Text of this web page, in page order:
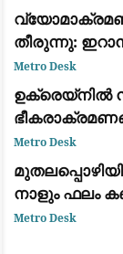
തീരുന്നു:
വഴിതേടി
Metro Desk
ഉക്രെയ്നിൽ
ലഹരി
Metro Desk
നാളും ഫലം
Metro Desk